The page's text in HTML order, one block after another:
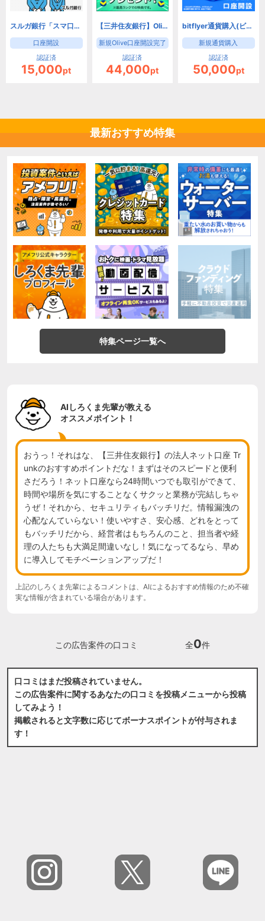
スルガ銀行「スマ口座」【口座開設だけで成果】
口座開設
認証済
15,000pt
【三井住友銀行】Olive口座開設
新規Olive口座開設完了
認証済
44,000pt
bitflyer通貨購入(ビットフライヤー)
新規通貨購入
認証済
50,000pt
最新おすすめ特集
特集ページ一覧へ
AIしろくま先輩が教える
オススメポイント！
おうっ！それはな、【三井住友銀行】の法人ネット口座 Tr
unkのおすすめポイントだな！まずはそのスピードと便利
さだろう！ネット口座なら24時間いつでも取引ができて、
時間や場所を気にすることなくサクッと業務が完結しちゃ
うぜ！それから、セキュリティもバッチリだ。情報漏洩の
心配なんていらない！使いやすさ、安心感、どれをとって
もバッチリだから、経営者はもちろんのこと、担当者や経
理の人たちも大満足間違いなし！気になってるなら、早め
に導入してモチベーションアップだ！
上記のしろくま先輩によるコメントは、AIによるおすすめ情報のため不確
実な情報が含まれている場合があります。
この広告案件の口コミ 全0件
口コミはまだ投稿されていません。
この広告案件に関するあなたの口コミを投稿メニューから投稿
してみよう！
掲載されると文字数に応じてボーナスポイントが付与されま
す！